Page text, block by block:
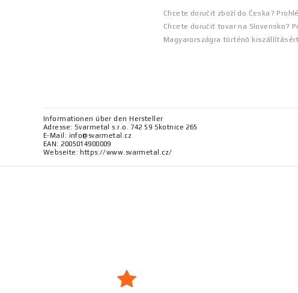
Chcete doručit zboží do Česka?
Chcete doručiť tovar na Slovensko?
Magyarországra történő
Informationen über den Hersteller
Adresse: Svarmetal s.r.o. 742 59 Skotnice 265
E-Mail: info@svarmetal.cz
EAN: 2005014900009
Webseite: https://www.svarmetal.cz/